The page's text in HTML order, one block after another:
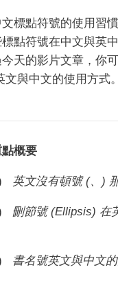
標點符號的使用習
點符號在中文與英
天的影片文章，你
與中文的使用方式。
概要
英文沒有頓號 (、)
刪節號 (Ellipsis) 在
書名號英文與中文